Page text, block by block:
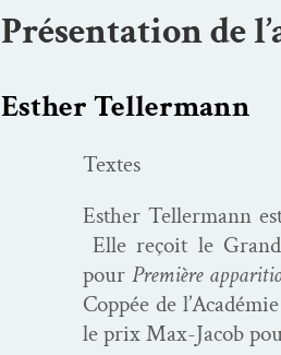
Présentation de
Esther Tellermann
Textes
Esther Teller­mann
Elle reçoit le
pourPre­mière
Cop­pée de
le prix Max-Jacob